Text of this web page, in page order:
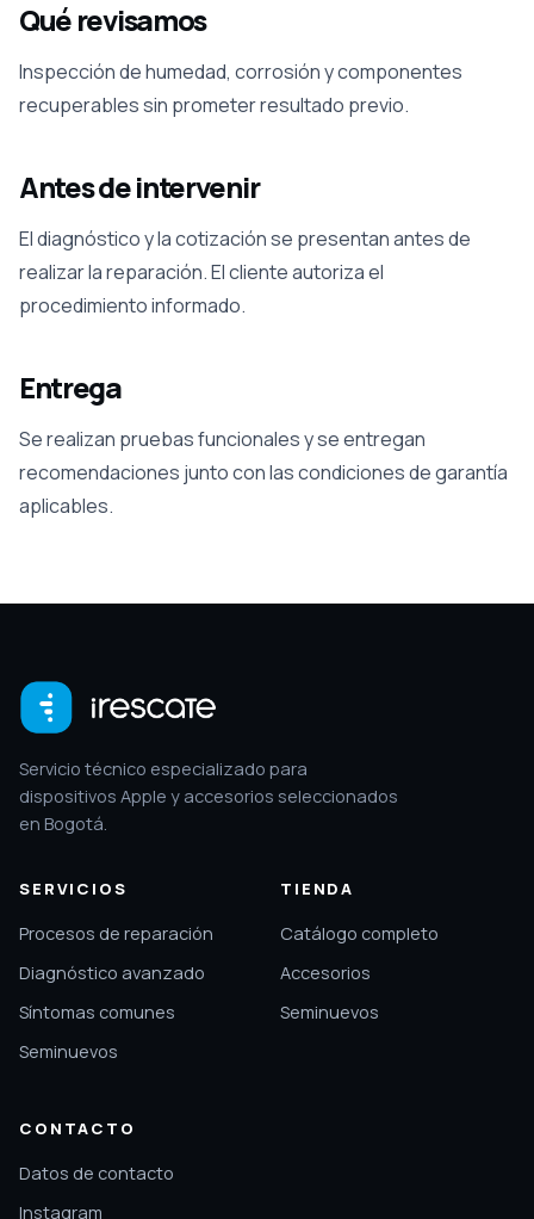
Qué revisamos
Inspección de humedad, corrosión y componentes
recuperables sin prometer resultado previo.
Antes de intervenir
El diagnóstico y la cotización se presentan antes de
realizar la reparación. El cliente autoriza el
procedimiento informado.
Entrega
Se realizan pruebas funcionales y se entregan
recomendaciones junto con las condiciones de garantía
aplicables.
Servicio técnico especializado para
dispositivos Apple y accesorios seleccionados
en Bogotá.
SERVICIOS
Procesos de reparación
Diagnóstico avanzado
Síntomas comunes
Seminuevos
TIENDA
Catálogo completo
Accesorios
Seminuevos
CONTACTO
Datos de contacto
Instagram